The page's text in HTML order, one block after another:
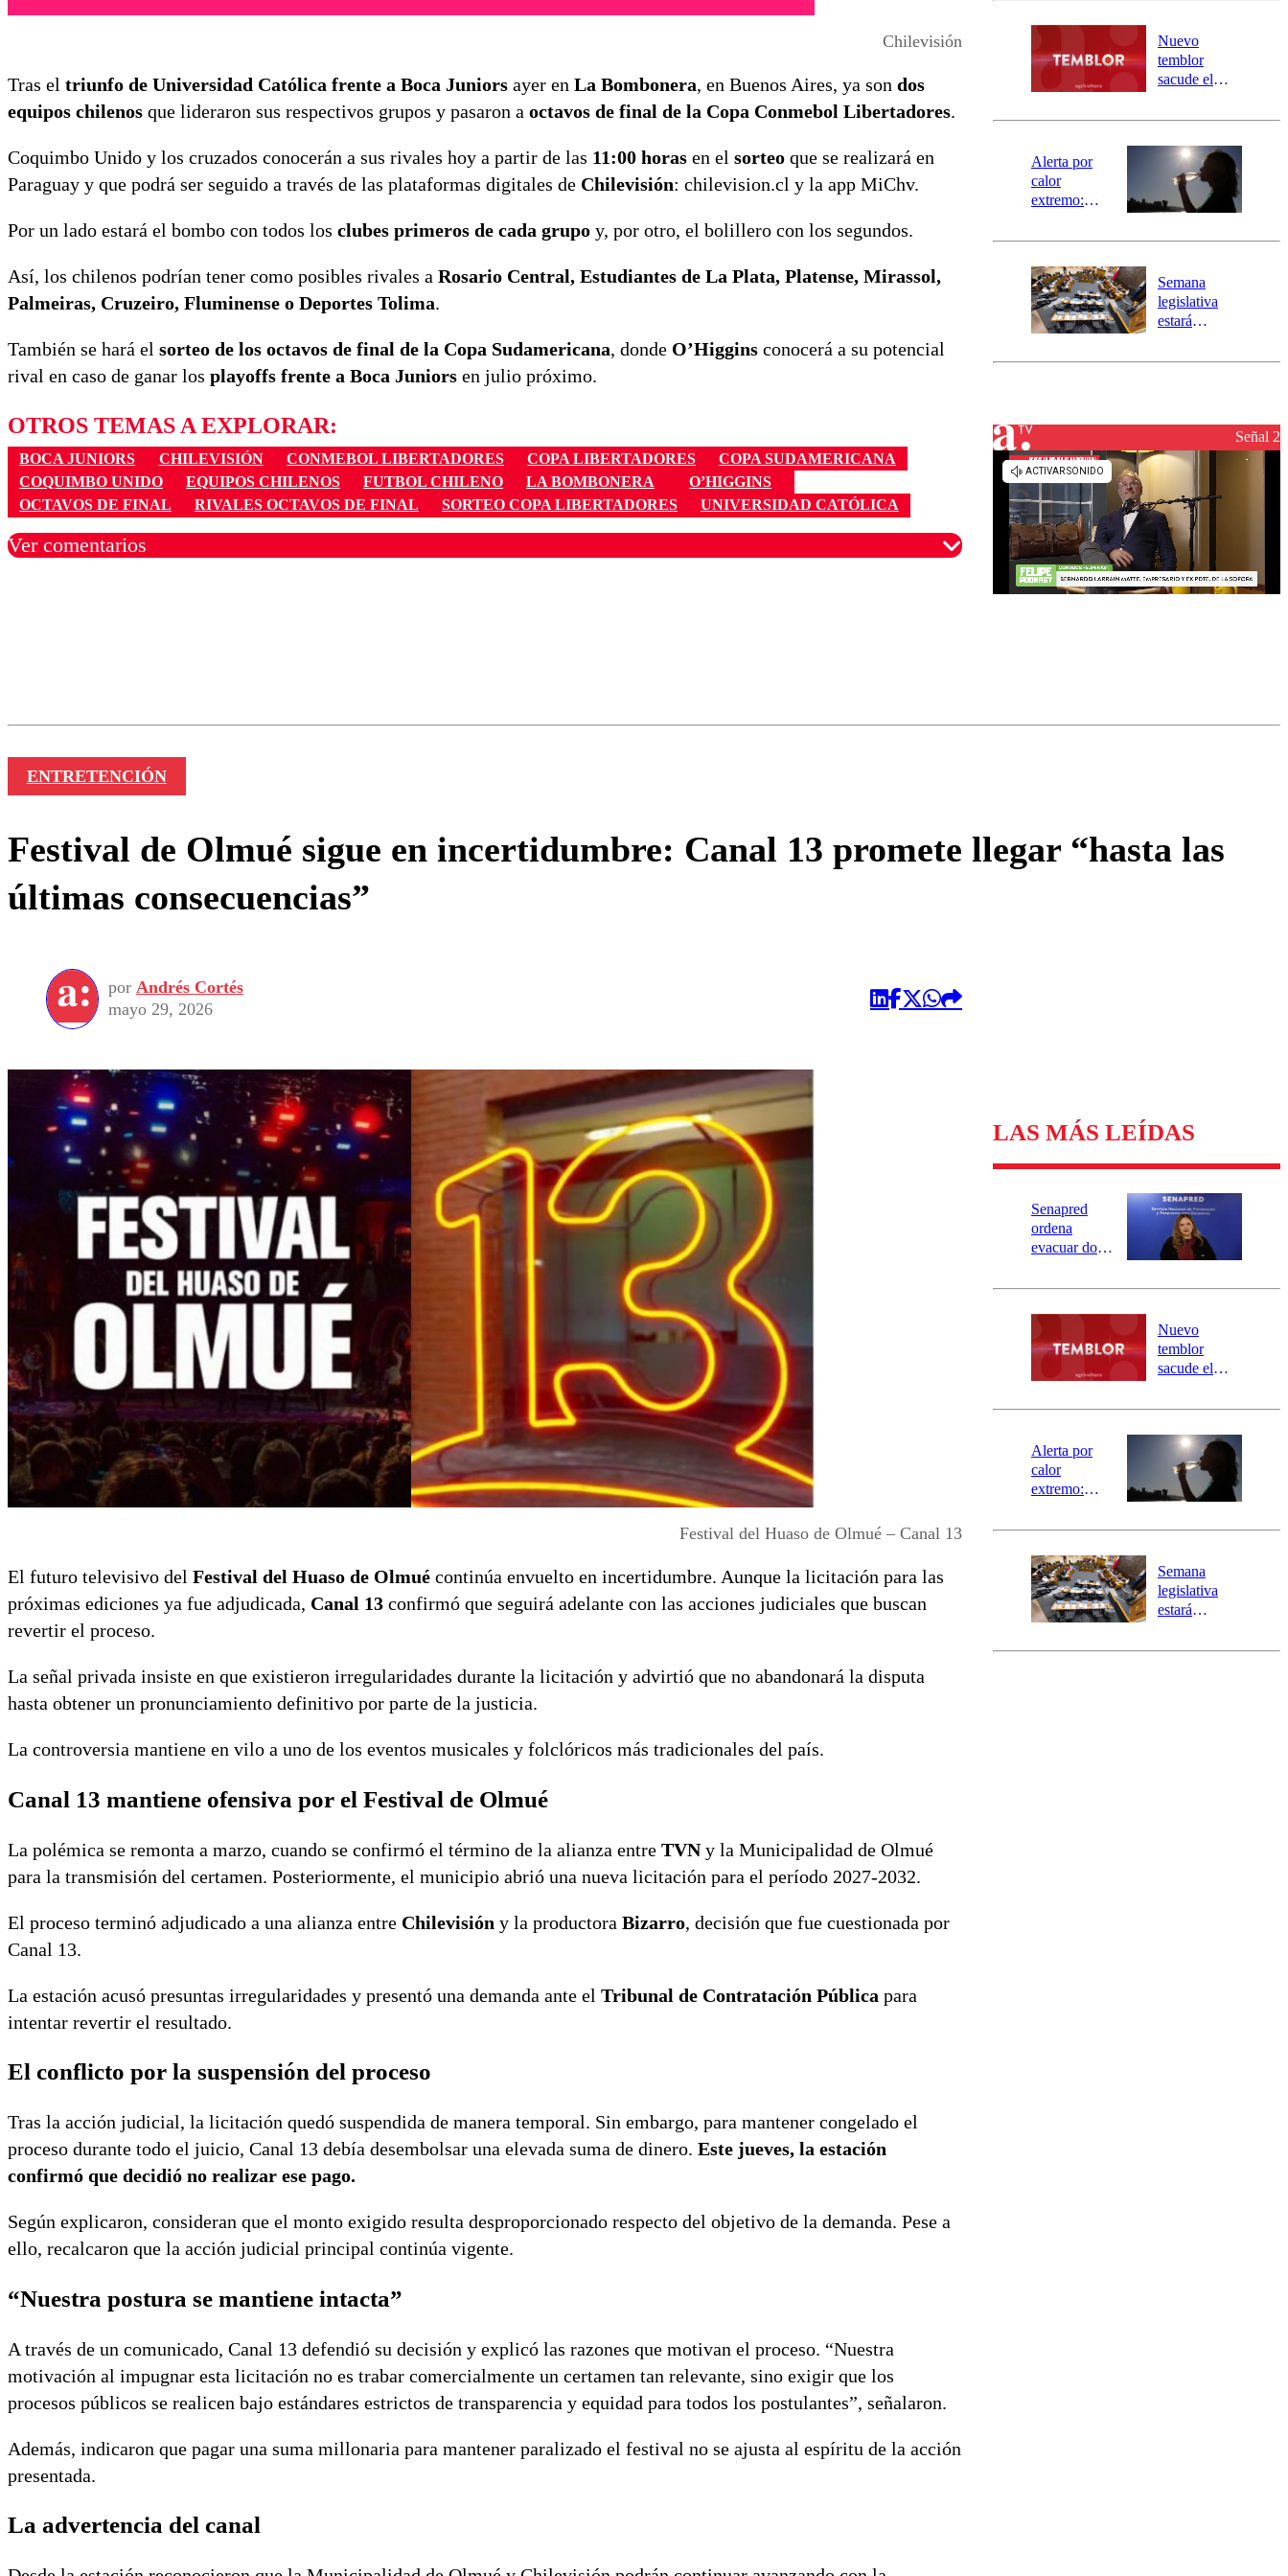
Chilevisión
Tras el triunfo de Universidad Católica frente a Boca Juniors ayer en La Bombonera, en Buenos Aires, ya son dos
equipos chilenos que lideraron sus respectivos grupos y pasaron a octavos de final de la Copa Conmebol Libertadores.
Coquimbo Unido y los cruzados conocerán a sus rivales hoy a partir de las 11:00 horas en el sorteo que se realizará en
Paraguay y que podrá ser seguido a través de las plataformas digitales de Chilevisión: chilevision.cl y la app MiChv.
Por un lado estará el bombo con todos los clubes primeros de cada grupo y, por otro, el bolillero con los segundos.
Así, los chilenos podrían tener como posibles rivales a Rosario Central, Estudiantes de La Plata, Platense, Mirassol,
Palmeiras, Cruzeiro, Fluminense o Deportes Tolima.
También se hará el sorteo de los octavos de final de la Copa Sudamericana, donde O’Higgins conocerá a su potencial
rival en caso de ganar los playoffs frente a Boca Juniors en julio próximo.
OTROS TEMAS A EXPLORAR:
BOCA JUNIORS CHILEVISIÓN CONMEBOL LIBERTADORES COPA LIBERTADORES
COPA SUDAMERICANA
COQUIMBO UNIDO
EQUIPOS CHILENOS FUTBOL CHILENO LA BOMBONERA
O’HIGGINS
OCTAVOS DE FINAL
RIVALES OCTAVOS DE FINAL SORTEO COPA LIBERTADORES UNIVERSIDAD CATÓLICA
Ver comentarios
río Damas:
activa
mensajería
SAE
Nuevo
temblor
sacude el
revisa la
epicentro
Alerta por
calor
extremo:
activa Alerta
Preventiva en
tres comunas
Semana
legislativa
estará
el fin de la
reconstrucciónSeñal 2
ENTRETENCIÓN
Festival de Olmué sigue en incertidumbre: Canal 13 promete llegar “hasta las
últimas consecuencias”
por Andrés Cortés
mayo 29, 2026
Festival del Huaso de Olmué – Canal 13
El futuro televisivo del Festival del Huaso de Olmué continúa envuelto en incertidumbre. Aunque la licitación para las
próximas ediciones ya fue adjudicada, Canal 13 confirmó que seguirá adelante con las acciones judiciales que buscan
revertir el proceso.
La señal privada insiste en que existieron irregularidades durante la licitación y advirtió que no abandonará la disputa
hasta obtener un pronunciamiento definitivo por parte de la justicia.
La controversia mantiene en vilo a uno de los eventos musicales y folclóricos más tradicionales del país.
Canal 13 mantiene ofensiva por el Festival de Olmué
La polémica se remonta a marzo, cuando se confirmó el término de la alianza entre TVNy la Municipalidad de Olmué
para la transmisión del certamen. Posteriormente, el municipio abrió una nueva licitación para el período 2027-2032.
El proceso terminó adjudicado a una alianza entre Chilevisión y la productora Bizarro, decisión que fue cuestionada por
Canal 13.
La estación acusó presuntas irregularidades y presentó una demanda ante el Tribunal de Contratación Pública para
intentar revertir el resultado.
El conflicto por la suspensión del proceso
Tras la acción judicial, la licitación quedó suspendida de manera temporal. Sin embargo, para mantener congelado el
proceso durante todo el juicio, Canal 13 debía desembolsar una elevada suma de dinero. Este jueves, la estación
confirmó que decidió no realizar ese pago.
Según explicaron, consideran que el monto exigido resulta desproporcionado respecto del objetivo de la demanda. Pese a
ello, recalcaron que la acción judicial principal continúa vigente.
“Nuestra postura se mantiene intacta”
A través de un comunicado, Canal 13 defendió su decisión y explicó las razones que motivan el proceso. “Nuestra
motivación al impugnar esta licitación no es trabar comercialmente un certamen tan relevante, sino exigir que los
procesos públicos se realicen bajo estándares estrictos de transparencia y equidad para todos los postulantes”, señalaron.
Además, indicaron que pagar una suma millonaria para mantener paralizado el festival no se ajusta al espíritu de la acción
presentada.
La advertencia del canal
LAS MÁS LEÍDAS
Senapred
ordena
evacuar dos
Carahue por
río Damas:
activa
mensajería
SAE
Nuevo
temblor
sacude el
revisa la
epicentro
Alerta por
calor
extremo:
activa Alerta
Preventiva en
tres comunas
Semana
legislativa
estará
el fin de la